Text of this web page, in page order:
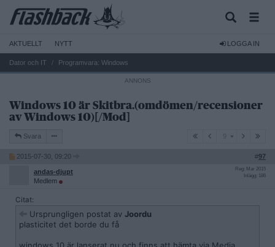
AKTUELLT NYTT LOGGA IN
Dator och IT Programvara: Windows
Windows 10 är Skitbra.(omdömen/recensioner
av Windows 10)[/Mod]
Svara
2015-07-30, 09:20 #97
andas-djupt
Medlem
Reg: Mar 2015
Inlägg: 186
Citat:
Ursprungligen postat av Joordu
plasticitet det borde du få